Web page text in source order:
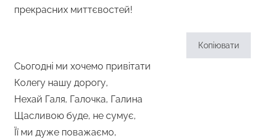
прекрасних миттєвостей!
Копіювати
Сьогодні ми хочемо привітати
Колегу нашу дорогу,
Нехай Галя, Галочка, Галина
Щасливою буде, не сумує,
Її ми дуже поважаємо,